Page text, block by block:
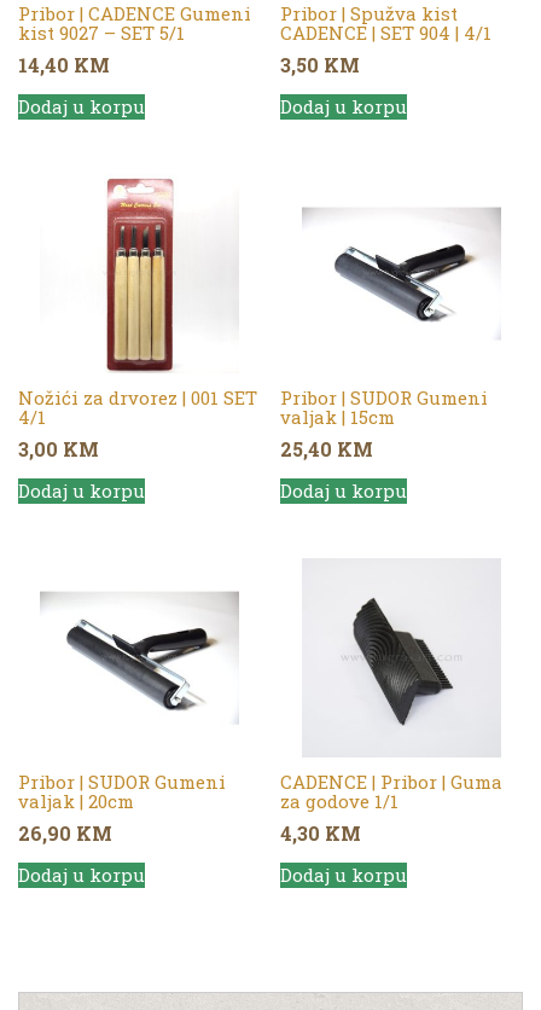
Pribor | CADENCE Gumeni
kist 9027 – SET 5/1
14,40 KM
Dodaj u korpu
Pribor | Spužva kist
CADENCE | SET 904 | 4/1
3,50 KM
Dodaj u korpu
Nožići za drvorez | 001 SET
4/1
3,00 KM
Dodaj u korpu
Pribor | SUDOR Gumeni
valjak | 15cm
25,40 KM
Dodaj u korpu
Pribor | SUDOR Gumeni
valjak | 20cm
26,90 KM
Dodaj u korpu
CADENCE | Pribor | Guma
za godove 1/1
4,30 KM
Dodaj u korpu